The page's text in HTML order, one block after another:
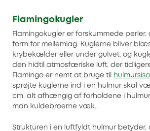
Flamingokugler
Flamingokugler er forskummede perler,
form for mellemlag. Kuglerne bliver
krybekælder eller under gulvet, og
den hidtil atmosfæriske luft, der
Flamingo er nemt at bruge til
sprøjte kuglerne ind i en hulmur skal
cm. alt afhængig af forholdene i
man kuldebroerne væk.
Strukturen i en luftfyldt hulmur betyder,